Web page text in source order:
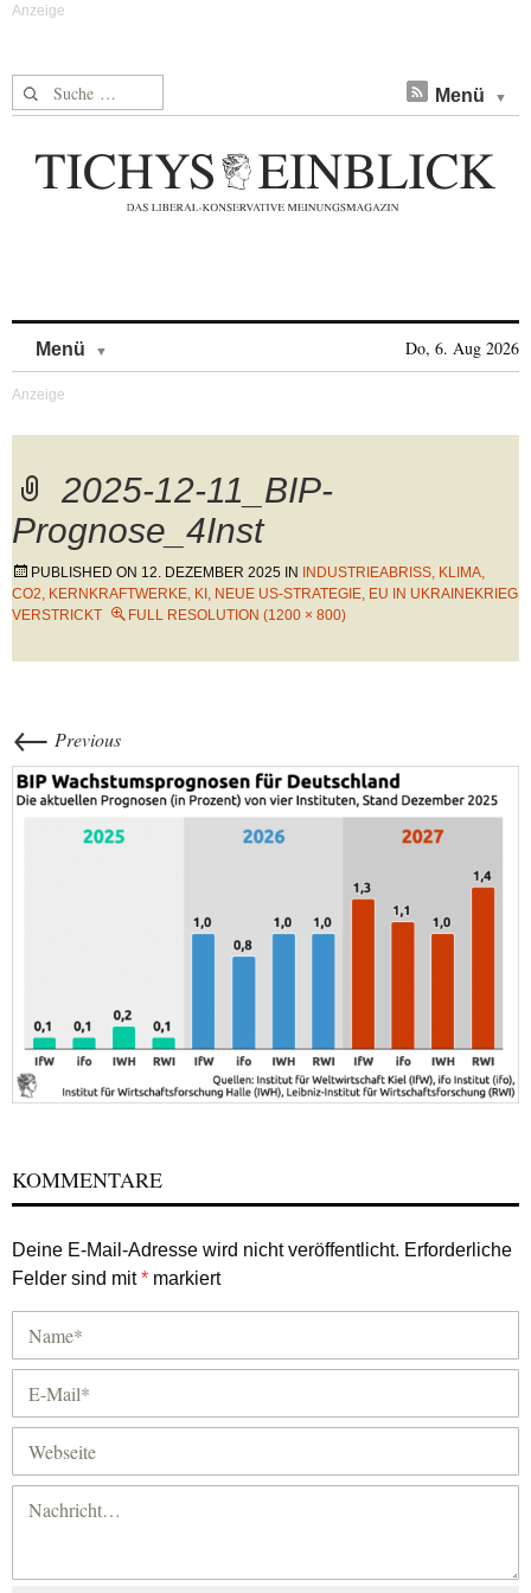
Suche nach: Menü
Menü Do, 6. Aug 2026
2025-12-11_BIP-
Prognose_4Inst
PUBLISHED ON 12. DEZEMBER 2025 IN
INDUSTRIEABRISS, KLIMA,
CO2, KERNKRAFTWERKE, KI, NEUE US-STRATEGIE, EU IN UKRAINEKRIEG
VERSTRICKT
FULL RESOLUTION (1200 × 800)
← Previous
KOMMENTARE
Deine E-Mail-Adresse wird nicht veröffentlicht. Erforderliche
Felder sind mit* markiert